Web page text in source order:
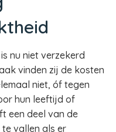
nu niet verzekerd
vinden zij de kosten
niet, óf tegen
hun leeftijd of
een deel van de
vallen als er